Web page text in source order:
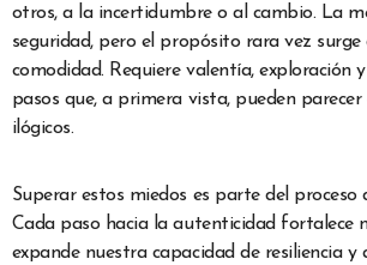
otros, a la incertidumbre o al cambio. La
seguridad, pero el propósito rara vez surge
comodidad. Requiere valentía, exploración
pasos que, a primera vista, pueden parecer
ilógicos.
Superar estos miedos es parte del proceso
Cada paso hacia la autenticidad fortalece
expande nuestra capacidad de resiliencia y